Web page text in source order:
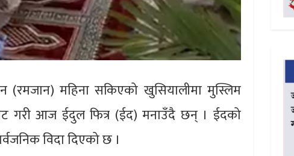
(रमजान) महिना सकिएको खुसियालीमा मुस्लिम
गरी आज ईदुल फित्र (ईद) मनाउँदै छन् । ईदको
विदा दिएको छ ।